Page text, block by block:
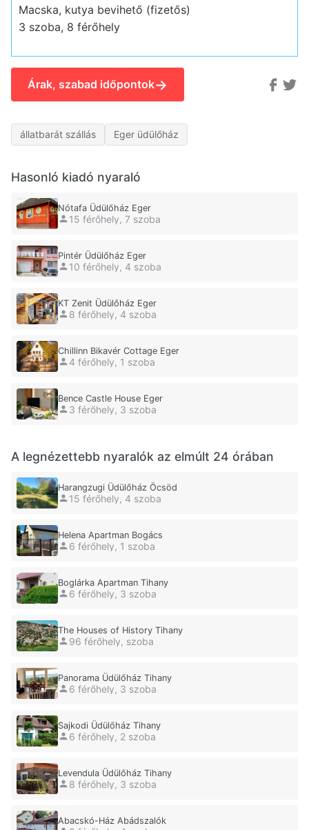
Macska, kutya bevihető (fizetős)
3 szoba, 8 férőhely
Árak, szabad időpontok→
állatbarát szállás Eger üdülőház
Hasonló kiadó nyaraló
Nótafa Üdülőház Eger
15 férőhely, 7 szoba
Pintér Üdülőház Eger
10 férőhely, 4 szoba
KT Zenit Üdülőház Eger
8 férőhely, 4 szoba
Chillinn Bikavér Cottage Eger
4 férőhely, 1 szoba
Bence Castle House Eger
3 férőhely, 3 szoba
A legnézettebb nyaralók az elmúlt 24 órában
Harangzugi Üdülőház Öcsöd
15 férőhely, 4 szoba
Helena Apartman Bogács
6 férőhely, 1 szoba
Boglárka Apartman Tihany
6 férőhely, 3 szoba
The Houses of History Tihany
96 férőhely, szoba
Panorama Üdülőház Tihany
6 férőhely, 3 szoba
Sajkodi Üdülőház Tihany
6 férőhely, 2 szoba
Levendula Üdülőház Tihany
8 férőhely, 3 szoba
Abacskó-Ház Abádszalók